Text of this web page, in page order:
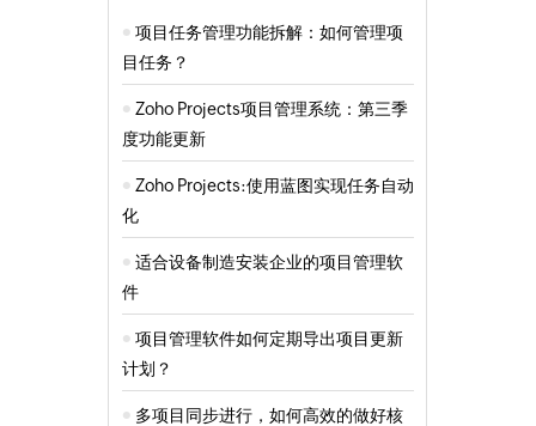
项目任务管理功能拆解：如何管理项
目任务？
Zoho Projects项目管理系统：第三季
度功能更新
Zoho Projects:使用蓝图实现任务自动
化
适合设备制造安装企业的项目管理软
件
项目管理软件如何定期导出项目更新
计划？
多项目同步进行，如何高效的做好核